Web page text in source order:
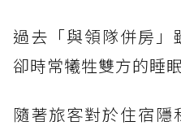
過去「與領隊併房」
卻時常犧牲雙方的睡
隨著旅客對於住宿隱